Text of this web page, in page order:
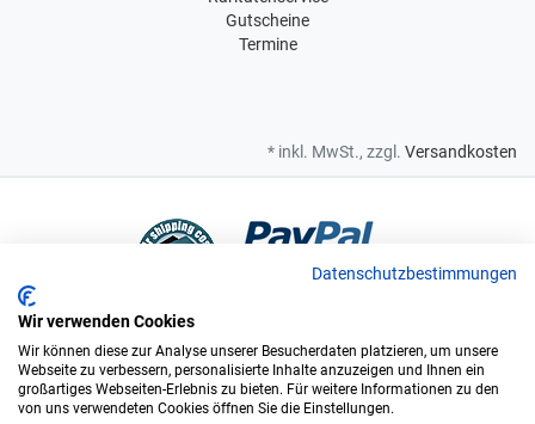
Gutscheine
Termine
* inkl. MwSt., zzgl. Versandkosten
Bei uns sind Sie in sicheren Händen
Datenschutzbestimmungen
Wir verwenden Cookies
Wir können diese zur Analyse unserer Besucherdaten platzieren, um unsere
Webseite zu verbessern, personalisierte Inhalte anzuzeigen und Ihnen ein
großartiges Webseiten-Erlebnis zu bieten. Für weitere Informationen zu den
von uns verwendeten Cookies öffnen Sie die Einstellungen.